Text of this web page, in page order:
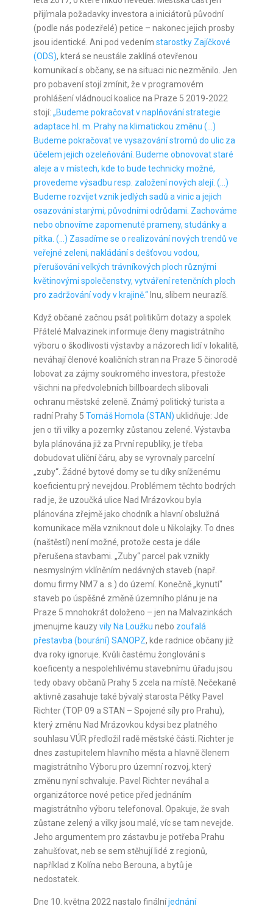
přijímala požadavky investora a iniciátorů původní
(podle nás podezřelé) petice – nakonec jejich prosby
jsou identické. Ani pod vedením starostky Zajíčkové
(ODS), která se neustále zaklíná otevřenou
komunikací s občany, se na situaci nic nezměnilo. Jen
pro pobavení stojí zmínit, že v programovém
prohlášení vládnoucí koalice na Praze 5 2019-2022
stojí: „Budeme pokračovat v naplňování strategie
adaptace hl. m. Prahy na klimatickou změnu (…)
Budeme pokračovat ve vysazování stromů do ulic za
účelem jejich ozeleňování. Budeme obnovovat staré
aleje a v místech, kde to bude technicky možné,
provedeme výsadbu resp. založení nových alejí. (…)
Budeme rozvíjet vznik jedlých sadů a vinic a jejich
osazování starými, původními odrůdami. Zachováme
nebo obnovíme zapomenuté prameny, studánky a
pítka. (…) Zasadíme se o realizování nových trendů ve
veřejné zeleni, nakládání s dešťovou vodou,
přerušování velkých trávníkových ploch různými
květinovými společenstvy, vytváření retenčních ploch
pro zadržování vody v krajině.“Inu, slibem neurazíš.
Když občané začnou psát politikům dotazy a spolek
Přátelé Malvazinek informuje členy magistrátního
výboru o škodlivosti výstavby a názorech lidí v lokalitě,
neváhají členové koaličních stran na Praze 5 činorodě
lobovat za zájmy soukromého investora, přestože
všichni na předvolebních billboardech slibovali
ochranu městské zeleně. Známý politický turista a
radní Prahy 5 Tomáš Homola (STAN) uklidňuje: Jde
jen o tři vilky a pozemky zůstanou zelené. Výstavba
byla plánována již za První republiky, je třeba
dobudovat uliční čáru, aby se vyrovnaly parcelní
„zuby“. Žádné bytové domy se tu díky sníženému
koeficientu prý nevejdou. Problémem těchto bodrých
rad je, že uzoučká ulice Nad Mrázovkou byla
plánována zřejmě jako chodník a hlavní obslužná
komunikace měla vzniknout dole u Nikolajky. To dnes
(naštěstí) není možné, protože cesta je dále
přerušena stavbami. „Zuby“ parcel pak vznikly
nesmyslným vklíněním nedávných staveb (např.
domu firmy NM7 a. s.) do území. Konečně „kynutí“
staveb po úspěšné změně územního plánu je na
Praze 5 mnohokrát doloženo – jen na Malvazinkách
jmenujme kauzyvily Na Loužku nebo zoufalá
přestavba (bourání) SANOPZ, kde radnice občany již
dva roky ignoruje. Kvůli častému žonglování s
koeficenty a nespolehlivému stavebnímu úřadu jsou
tedy obavy občanů Prahy 5 zcela na místě. Nečekaně
aktivně zasahuje také bývalý starosta Pětky Pavel
Richter (TOP 09 a STAN – Spojené síly pro Prahu),
který změnu Nad Mrázovkou kdysi bez platného
souhlasu VÚR předložil radě městské části. Richter je
dnes zastupitelem hlavního města a hlavně členem
magistrátního Výboru pro územní rozvoj, který
změnu nyní schvaluje. Pavel Richter neváhal a
organizátorce nové petice před jednáním
magistrátního výboru telefonoval. Opakuje, že svah
zůstane zelený a vilky jsou malé, víc se tam nevejde.
Jeho argumentem pro zástavbu je potřeba Prahu
zahušťovat, neb se sem stěhují lidé z regionů,
například z Kolína nebo Berouna, a bytů je
nedostatek.
Dne 10. května 2022 nastalo finálníjednání